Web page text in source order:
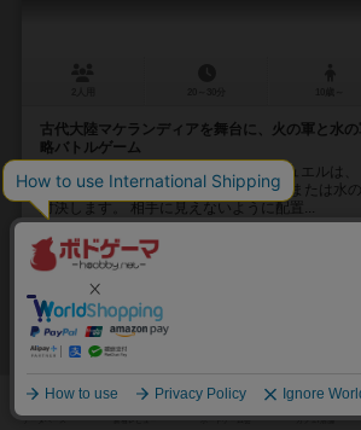
古代大陸マケランディアを舞台に、火の軍と水
略バトルゲーム
【ゲームの概要】 マケランディアⅡ デュエルは
トルゲームです。 プレイヤーは火の軍または水
対決します。 相手に見えないように配置...
足利 政紀（Masaki Ashikaga）
吉岡 泰介（Taisuke Yoshioka）
渡部
負味（Makeaji）
15